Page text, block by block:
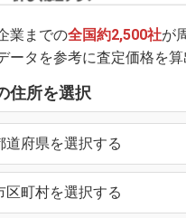
業までの全国約2,500社が
ータを参考に査定価格を算
住所を選択